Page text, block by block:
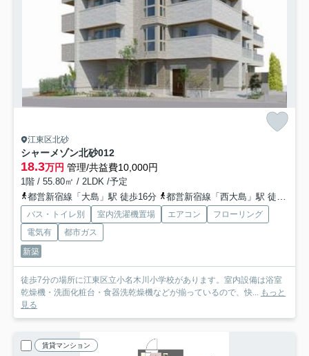
江東区北砂
シャーメゾン北砂012
18.3万円 管理/共益費10,000円
1階 / 55.80㎡ / 2LDK /予定
都営新宿線「大島」駅 徒歩16分
都営新宿線「西大島」駅 徒歩21分
バス・トイレ別 室内洗濯機置場 エアコン
フローリング
電気有
都市ガス
新築
徒歩7分の場所に江東区立小名木川小学校があります。室内設備は浴室
乾燥機・洗面化粧台・食器洗乾燥機などが揃っているので、快...
もっと
見る
賃貸マンション